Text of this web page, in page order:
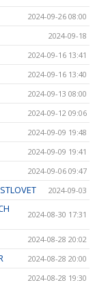
2024-09-26 08:00
2024-09-18
2024-09-16 13:41
2024-09-16 13:40
2024-09-13 08:00
2024-09-12 09:06
2024-09-09 19:48
2024-09-09 19:41
2024-09-06 09:47
2024-09-03
2024-08-30 17:31
2024-08-28 20:02
2024-08-28 20:00
2024-08-28 19:30